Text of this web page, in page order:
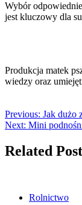
Wybór
jest kluczowy dla
Produkcja matek
wiedzy oraz
Previous: Jak dużo
Next: Mini
Related
Rolnictwo